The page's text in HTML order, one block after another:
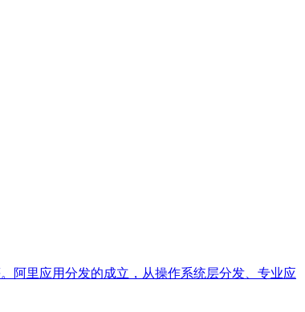
阿里应用分发的成立，从操作系统层分发、专业应